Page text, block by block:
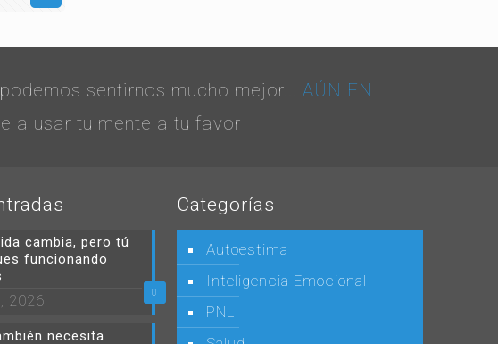
sentirnos mucho mejor...
AÚN EN
a usar tu mente a tu favor
0
cambia, pero tú
funcionando
2026
necesita
Categorías
Autoestima
Inteligencia Emocional
PNL